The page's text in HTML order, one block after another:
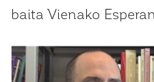
baita Vienako